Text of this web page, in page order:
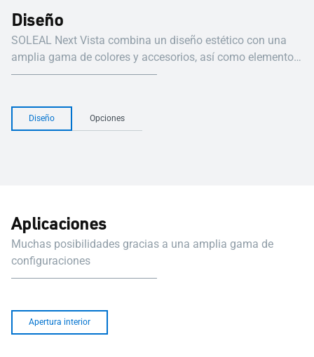
Diseño
SOLEAL Next Vista combina un diseño estético con una
amplia gama de colores y accesorios, así como elementos
ocultos.
Diseño Opciones
Aplicaciones
Muchas posibilidades gracias a una amplia gama de
configuraciones
Apertura interior